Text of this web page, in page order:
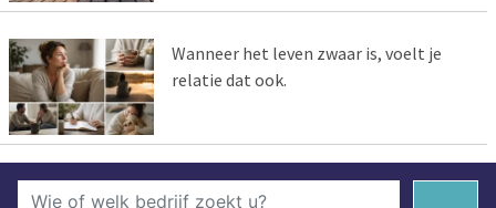
Wanneer het leven zwaar is, voelt je
relatie dat ook.